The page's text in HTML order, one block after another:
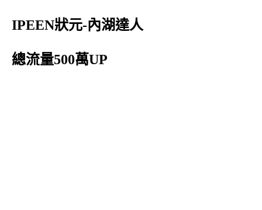
IPEEN狀元-內湖達人
總流量500萬UP